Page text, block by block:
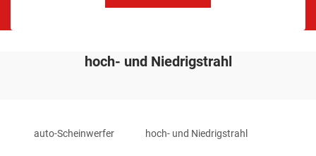
hoch- und Niedrigstrahl
auto-Scheinwerfer hoch- und Niedrigstrahl